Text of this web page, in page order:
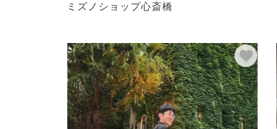
ミズノショップ心斎橋